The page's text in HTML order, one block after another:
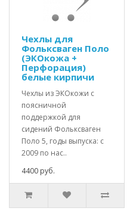
Чехлы для
Фольксваген Поло
(ЭКОкожа +
Перфорация)
белые кирпичи
Чехлы из ЭКОкожи с
поясничной
поддержкой для
сидений Фольксваген
Поло 5, годы выпуска: c
2009 по нас..
4400 руб.